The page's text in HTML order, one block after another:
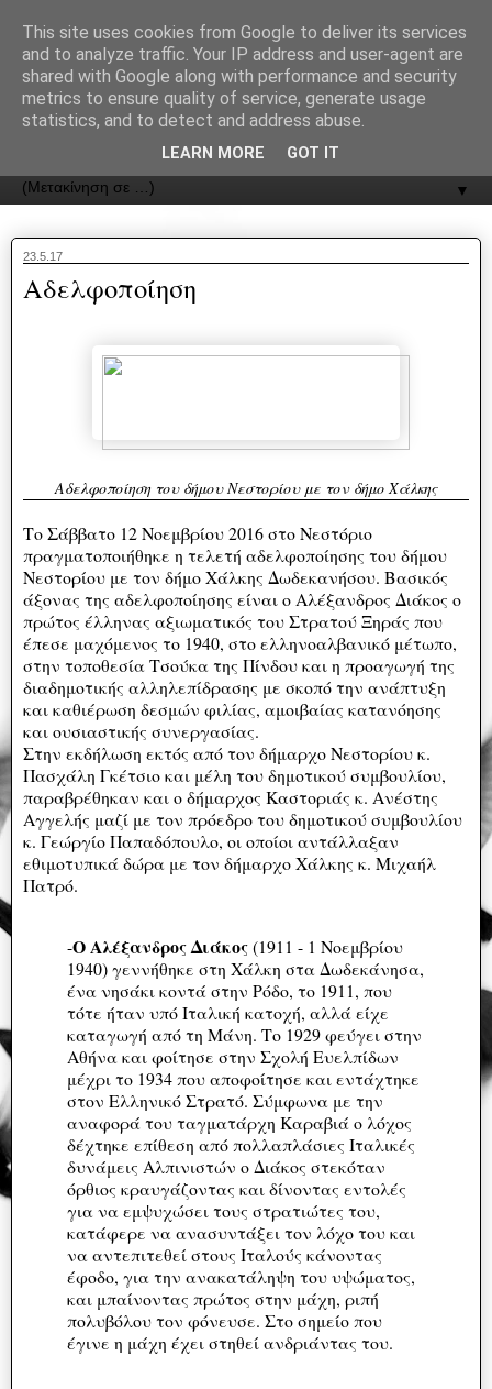
ΟΔΟΣ
▼
23.5.17
Αδελφοποίηση
Αδελφοποίηση του δήμου Νεστορίου με τον δήμο Χάλκης
Το Σάββατο 12 Νοεμβρίου 2016 στο Νεστόριο
πραγματοποιήθηκε η τελετή αδελφοποίησης του δήμου
Νεστορίου με τον δήμο Χάλκης Δωδεκανήσου. Βασικός
άξονας της αδελφοποίησης είναι ο Αλέξανδρος Διάκος ο
πρώτος έλληνας αξιωματικός του Στρατού Ξηράς που
έπεσε μαχόμενος το 1940, στο ελληνοαλβανικό μέτωπο,
στην τοποθεσία Τσούκα της Πίνδου και η προαγωγή της
διαδημοτικής αλληλεπίδρασης με σκοπό την ανάπτυξη
και καθιέρωση δεσμών φιλίας, αμοιβαίας κατανόησης
και ουσιαστικής συνεργασίας.
Στην εκδήλωση εκτός από τον δήμαρχο Νεστορίου κ.
Πασχάλη Γκέτσιο και μέλη του δημοτικού συμβουλίου,
παραβρέθηκαν και ο δήμαρχος Καστοριάς κ. Ανέστης
Αγγελής μαζί με τον πρόεδρο του δημοτικού συμβουλίου
κ. Γεώργίο Παπαδόπουλο, οι οποίοι αντάλλαξαν
εθιμοτυπικά δώρα με τον δήμαρχο Χάλκης κ. Μιχαήλ
Πατρό.
-Ο Αλέξανδρος Διάκος(1911 - 1 Νοεμβρίου
1940) γεννήθηκε στη Χάλκη στα Δωδεκάνησα,
ένα νησάκι κοντά στην Ρόδο, το 1911, που
τότε ήταν υπό Ιταλική κατοχή, αλλά είχε
καταγωγή από τη Μάνη. Το 1929 φεύγει στην
Αθήνα και φοίτησε στην Σχολή Ευελπίδων
μέχρι το 1934 που αποφοίτησε και εντάχτηκε
στον Ελληνικό Στρατό. Σύμφωνα με την
αναφορά του ταγματάρχη Καραβιά ο λόχος
δέχτηκε επίθεση από πολλαπλάσιες Ιταλικές
δυνάμεις Αλπινιστών ο Διάκος στεκόταν
όρθιος κραυγάζοντας και δίνοντας εντολές
για να εμψυχώσει τους στρατιώτες του,
κατάφερε να ανασυντάξει τον λόχο του και
να αντεπιτεθεί στους Ιταλούς κάνοντας
έφοδο, για την ανακατάληψη του υψώματος,
και μπαίνοντας πρώτος στην μάχη, ριπή
πολυβόλου τον φόνευσε. Στο σημείο που
έγινε η μάχη έχει στηθεί ανδριάντας του.
This site uses cookies from Google to deliver its services
and to analyze traffic. Your IP address and user-agent are
shared with Google along with performance and security
metrics to ensure quality of service, generate usage
statistics, and to detect and address abuse.
LEARN MORE GOT IT